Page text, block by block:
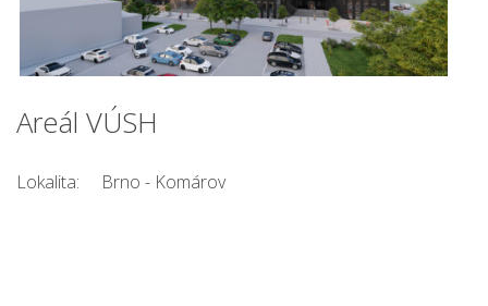
Areál VÚSH
Lokalita: Brno - Komárov